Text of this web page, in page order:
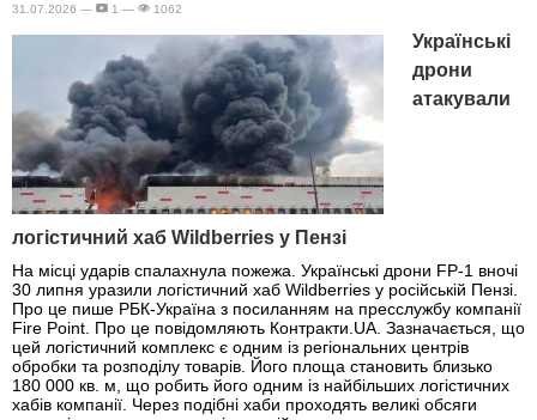
31.07.2026 — 1 — 1062
Українські
дрони
атакували
логістичний хаб Wildberries у Пензі
На місці ударів спалахнула пожежа. Українські дрони FP-1 вночі
30 липня уразили логістичний хаб Wildberries у російській Пензі.
Про це пише РБК-Україна з посиланням на пресслужбу компанії
Fire Point. Про це повідомляють Контракти.UA. Зазначається, що
цей логістичний комплекс є одним із регіональних центрів
обробки та розподілу товарів. Його площа становить близько
180 000 кв. м, що робить його одним із найбільших логістичних
хабів компанії. Через подібні хаби проходять великі обсяги